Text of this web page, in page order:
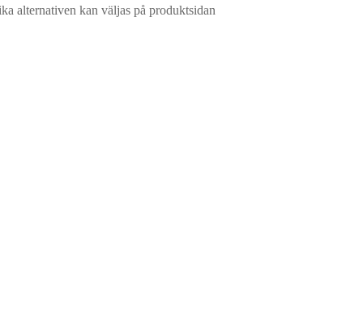
alternativen kan väljas på produktsidan